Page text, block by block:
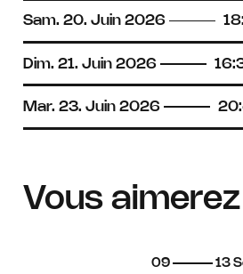
Sam. 20. Juin 2026
Dim. 21. Juin 2026
Mar. 23. Juin 2026
Vous
du
09 au
13